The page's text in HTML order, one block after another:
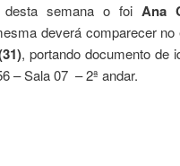
semana o foi Ana
deverá comparecer
, portando documento de
– Sala 07 – 2ª andar.